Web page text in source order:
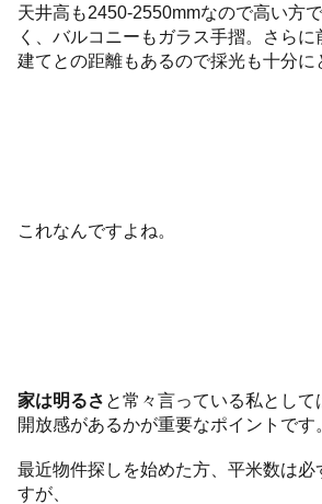
天井高も2450-2550mmなので高い方
く、バルコニーもガラス手摺。さら
建てとの距離もあるので採光も十分に
これなんですよね。
家は明るさ と常々言っている私として
開放感があるかが重要なポイントです
最近物件探しを始めた方、平米数は
すが、